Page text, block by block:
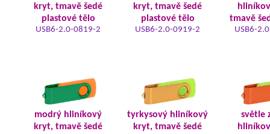
kryt, tmavě šedé
plastové tělo
USB6-2.0-0819-2
kryt, tmavě šedé
plastové tělo
USB6-2.0-0919-2
tmavě
USB6-
modrý hliníkový
kryt, tmavě šedé
tyrkysový hliníkový
kryt, tmavě šedé
světle